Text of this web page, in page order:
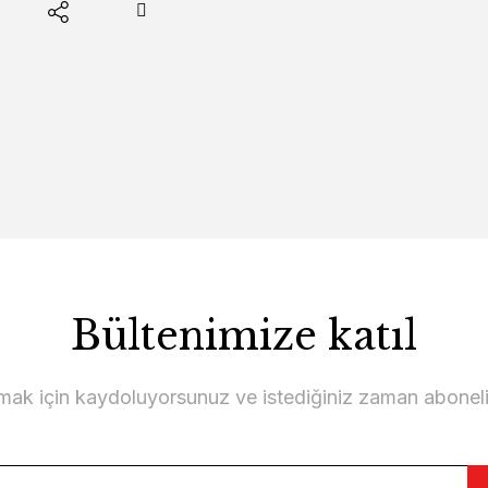
Bültenimize katıl
için kaydoluyorsunuz ve istediğiniz zaman